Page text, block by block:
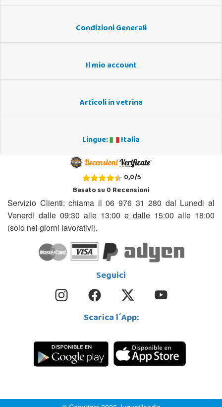
Condizioni Generali
Il mio account
Articoli in vetrina
Lingue: Italia
0,0/5
Basato su0Recensioni
Servizio Clienti: chiama il 06 976 31 280 dal Lunedi al
Venerdì dalle 09:30 alle 13:00 e dalle 15:00 alle 18:00
(solo nei giorni lavorativi).
Seguici
Scarica l´App: